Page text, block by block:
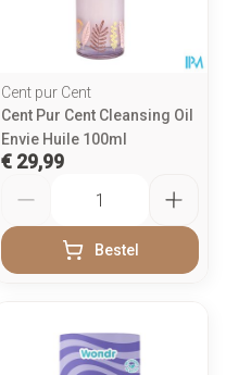
Cent pur Cent
Cent Pur Cent Cleansing Oil
Envie Huile 100ml
€ 29,99
Bestel